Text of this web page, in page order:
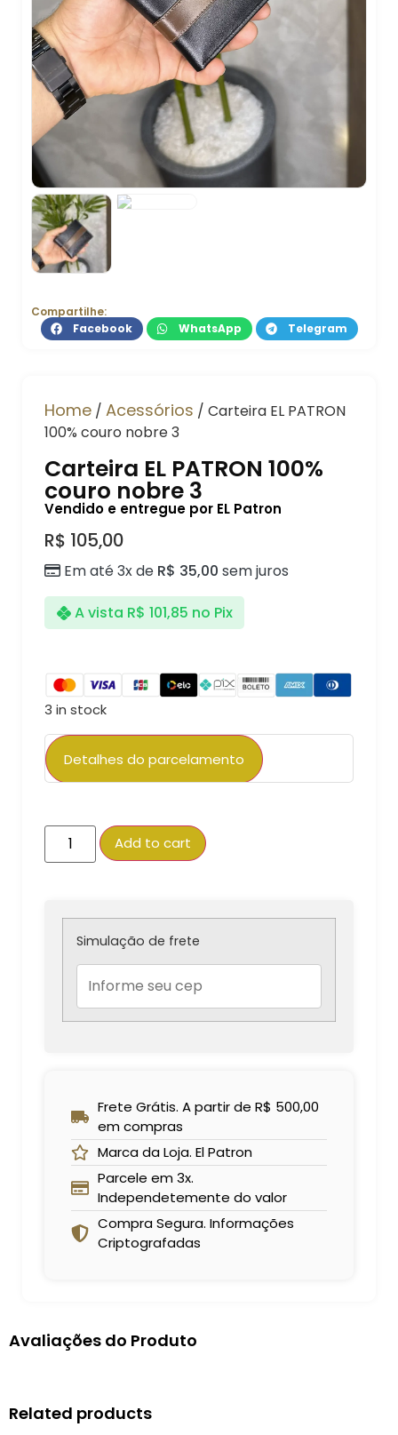
Compartilhe:
Facebook
WhatsApp Telegram
Home / Acessórios / Carteira EL PATRON
100% couro nobre 3
Carteira EL PATRON 100%
couro nobre 3
Vendido e entregue por EL Patron
R$ 105,00
Em até 3x de R$ 35,00 sem juros
A vista R$ 101,85 no Pix
3 in stock
Detalhes do parcelamento
1x deR$105,00
2x deR$52,50
sem juros
R$105,00
3x deR$35,00
Add to cart
Simulação de frete
Frete Grátis. A partir de R$ 500,00
em compras
Marca da Loja. El Patron
Parcele em 3x.
Independetemente do valor
Compra Segura. Informações
Criptografadas
Avaliações do Produto
Related products